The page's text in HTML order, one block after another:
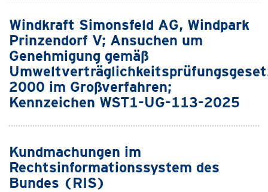
Windkraft Simonsfeld AG, Windpark
Prinzendorf V; Ansuchen um
Genehmigung gemäß
2000 im Großverfahren;
Kennzeichen WST1-UG-113-2025
Kundmachungen im
Rechtsinformationssystem des
Bundes (RIS)